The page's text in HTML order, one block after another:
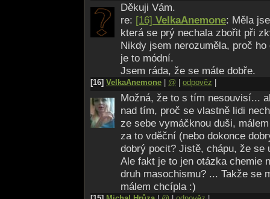
Děkuji Vám.
re: [16] VelkaAnemone: Měla
která se prý nechala zbořit při
Nikdy jsem nerozuměla, proč
je to módní.
Jsem ráda, že se máte dobře.
[16] VelkaAnemone @ odpověz
Možná, že to s tím nesouvisí...
nad tím, proč se vlastně lidi
ze sebe vymáčknou duši,
za to vděční (nebo dokonce
dobrý pocit? Jistě, chápu, že se
Ale fakt je to jen otázka chemie
druh masochismu? ... Takže se
málem chcípla :)